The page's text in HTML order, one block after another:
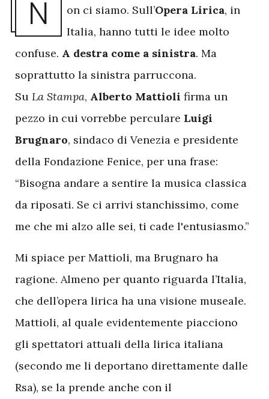
N on ci siamo. Sull’Opera Lirica, in
Italia, hanno tutti le idee molto
confuse. A destra come a sinistra. Ma
soprattutto la sinistra parruccona.
Su La Stampa, Alberto Mattioli firma un
pezzo in cui vorrebbe perculare Luigi
Brugnaro, sindaco di Venezia e presidente
della Fondazione Fenice, per una frase:
“Bisogna andare a sentire la musica classica
da riposati. Se ci arrivi stanchissimo, come
me che mi alzo alle sei, ti cade l'entusiasmo.”
Mi spiace per Mattioli, ma Brugnaro ha
ragione. Almeno per quanto riguarda l’Italia,
che dell’opera lirica ha una visione museale.
Mattioli, al quale evidentemente piacciono
gli spettatori attuali della lirica italiana
(secondo me li deportano direttamente dalle
Rsa), se la prende anche con il